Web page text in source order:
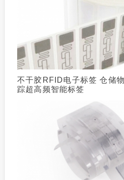
不干胶RFID电子标签 仓储
踪超高频智能标签